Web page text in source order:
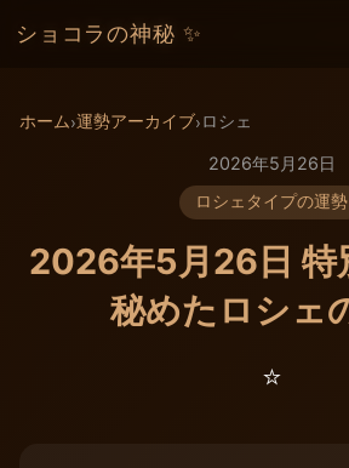
ショコラの神秘 ✨
ホーム›運勢アーカイブ›ロシェ
2026年5月26日
ロシェタイプの運勢
2026年5月26日 特
秘めたロシェ
⭐️